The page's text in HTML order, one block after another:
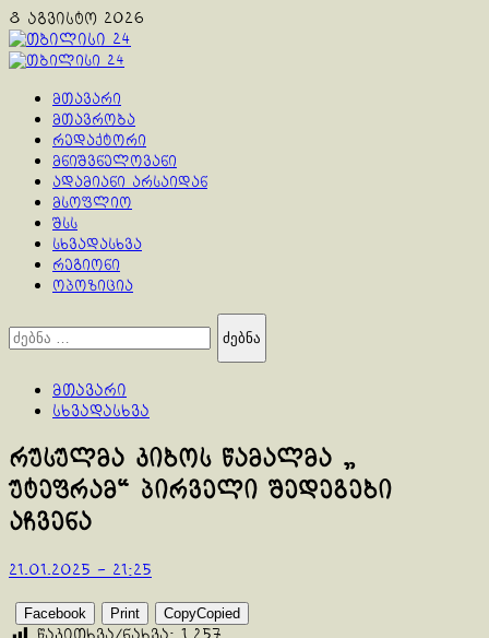
Skip
to
content
8 აგვისტო 2026
Primary
მთავარი
მთავრობა
რედაქტორი
მნიშვნელოვანი
ადამიანი არსაიდან
მსოფლიო
შსს
სხვადასხვა
რეგიონი
ოპოზიცია
ძებნა:
მთავარი
სხვადასხვა
რუსულმა კიბოს წამალმა „
უტეფრამ“ პირველი შედეგები
აჩვენა
21.01.2025 - 21:25
Facebook Print CopyCopied